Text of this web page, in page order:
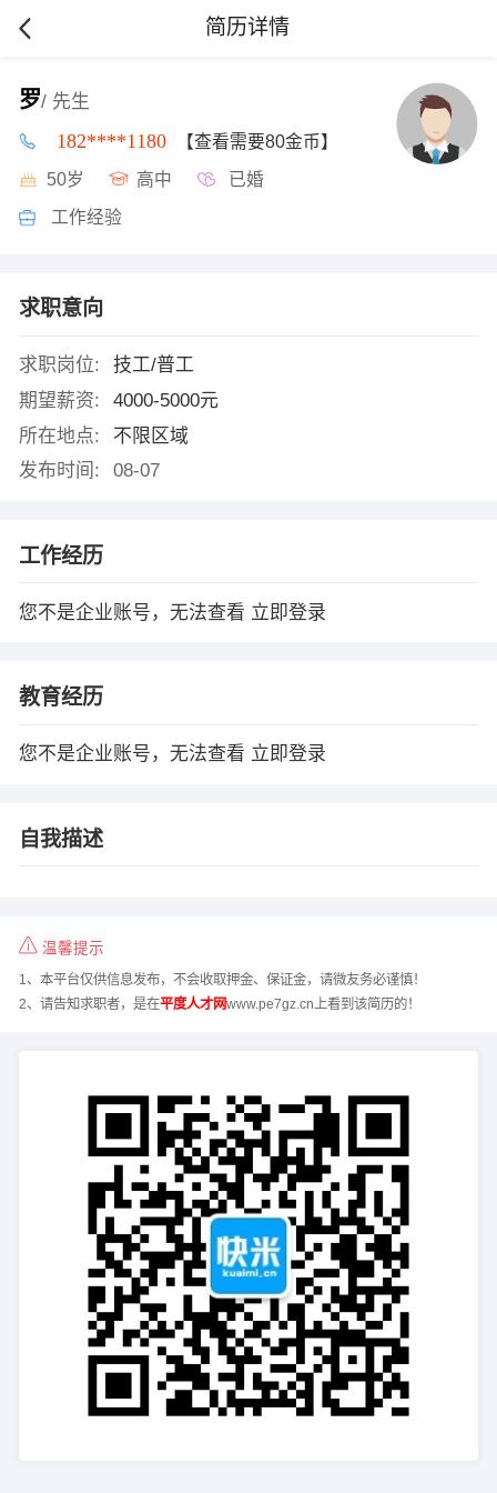
简历详情
罗/ 先生
182****1180 【查看需要80金币】
50岁 高中 已婚
工作经验
求职意向
求职岗位:
技工/普工
期望薪资:
4000-5000元
所在地点:
不限区域
发布时间:
08-07
工作经历
您不是企业账号，无法查看 立即登录
教育经历
您不是企业账号，无法查看 立即登录
自我描述
温馨提示
1、本平台仅供信息发布，不会收取押金、保证金，请微友务必谨慎！
2、请告知求职者，是在平度人才网www.pe7gz.cn上看到该简历的！